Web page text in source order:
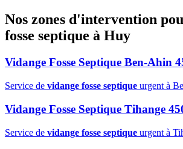
Nos zones d'intervention
fosse septique à Huy
Vidange Fosse Septique Ben-Ahin
Service de vidange fosse septique urgent à
Vidange Fosse Septique Tihange
Service de vidange fosse septique urgent à